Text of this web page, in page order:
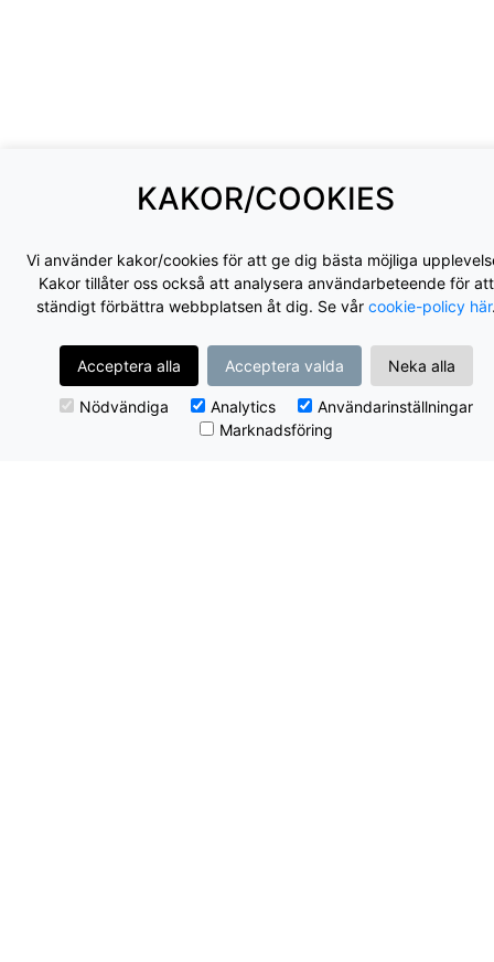
KAKOR/COOKIES
Vi använder kakor/cookies för att ge dig bästa möjliga
Kakor tillåter oss också att analysera användarbeteende för att
ständigt förbättra webbplatsen åt dig. Se vår cookie-policy här
Acceptera alla Acceptera valda Neka alla
Nödvändiga Analytics
Användarinställningar
Marknadsföring